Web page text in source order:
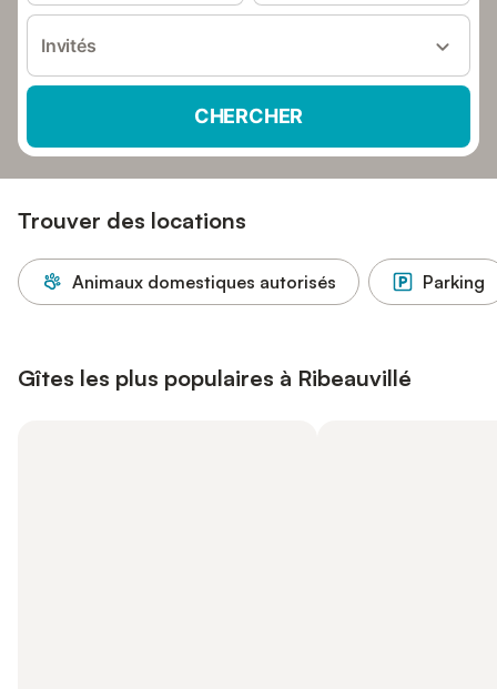
Invités
CHERCHER
Trouver des locations
Animaux domestiques autorisés Parking
Gîtes les plus populaires à Ribeauvillé